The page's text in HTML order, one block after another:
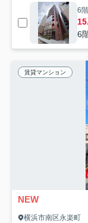
6階
6
賃貸マンション
NEW
横浜市南区永楽町